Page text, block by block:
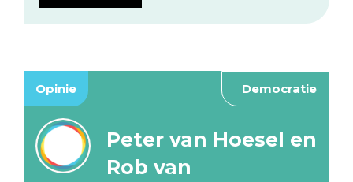
Opinie Democratie
Peter van Hoesel en
Rob van